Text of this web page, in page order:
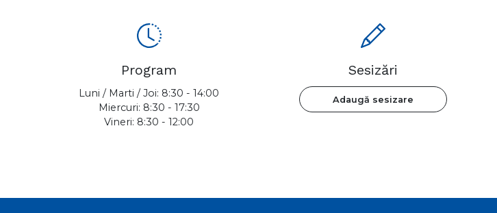
Program
Luni / Marti / Joi: 8:30 - 14:00
Miercuri: 8:30 - 17:30
Vineri: 8:30 - 12:00
Sesizări
Adaugă sesizare